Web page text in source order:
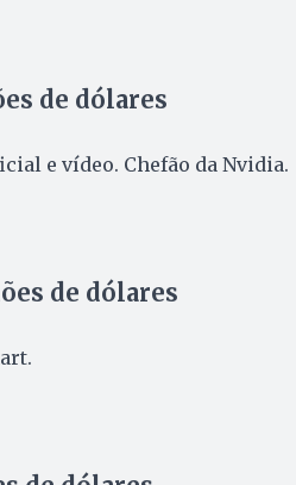
de dólares
e vídeo. Chefão da Nvidia.
de dólares